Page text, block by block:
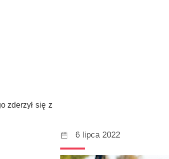
zderzył się z
6 lipca 2022